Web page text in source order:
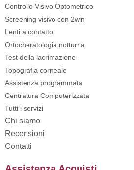
Controllo Visivo Optometrico
Screening visivo con 2win
Lenti a contatto
Ortocheratologia notturna
Test della lacrimazione
Topografia corneale
Assistenza programmata
Centratura Computerizzata
Tutti i servizi
Chi siamo
Recensioni
Contatti